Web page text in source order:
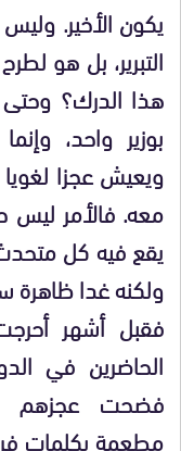
يكون الأخير.
التبرير، بل هو
هذا الدرك؟ وحتى
بوزير واحد،
ويعيش عجزا
معه. فالأمر ليس
يقع فيه كل متحدث
ولكنه غدا ظاهرة
فقبل أشهر
الحاضرين في
فضحت عجزهم
مطعمة بكلمات